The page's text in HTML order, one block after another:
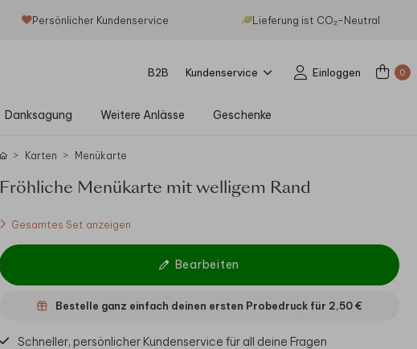
Persönlicher Kundenservice Lieferung ist CO₂-Neutral
B2B Kundenservice Einloggen 0
Danksagung Weitere Anlässe Geschenke
Karten Menükarte
Fröhliche Menükarte mit welligem Rand
Gesamtes Set anzeigen
Bearbeiten
Bestelle ganz einfach deinen ersten Probedruck für 2,50 €
Schneller, persönlicher Kundenservice für all deine Fragen